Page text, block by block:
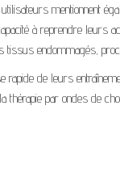
mentionnent
à reprendre leurs
tissus endommagés,
de leurs
thérapie par ondes de